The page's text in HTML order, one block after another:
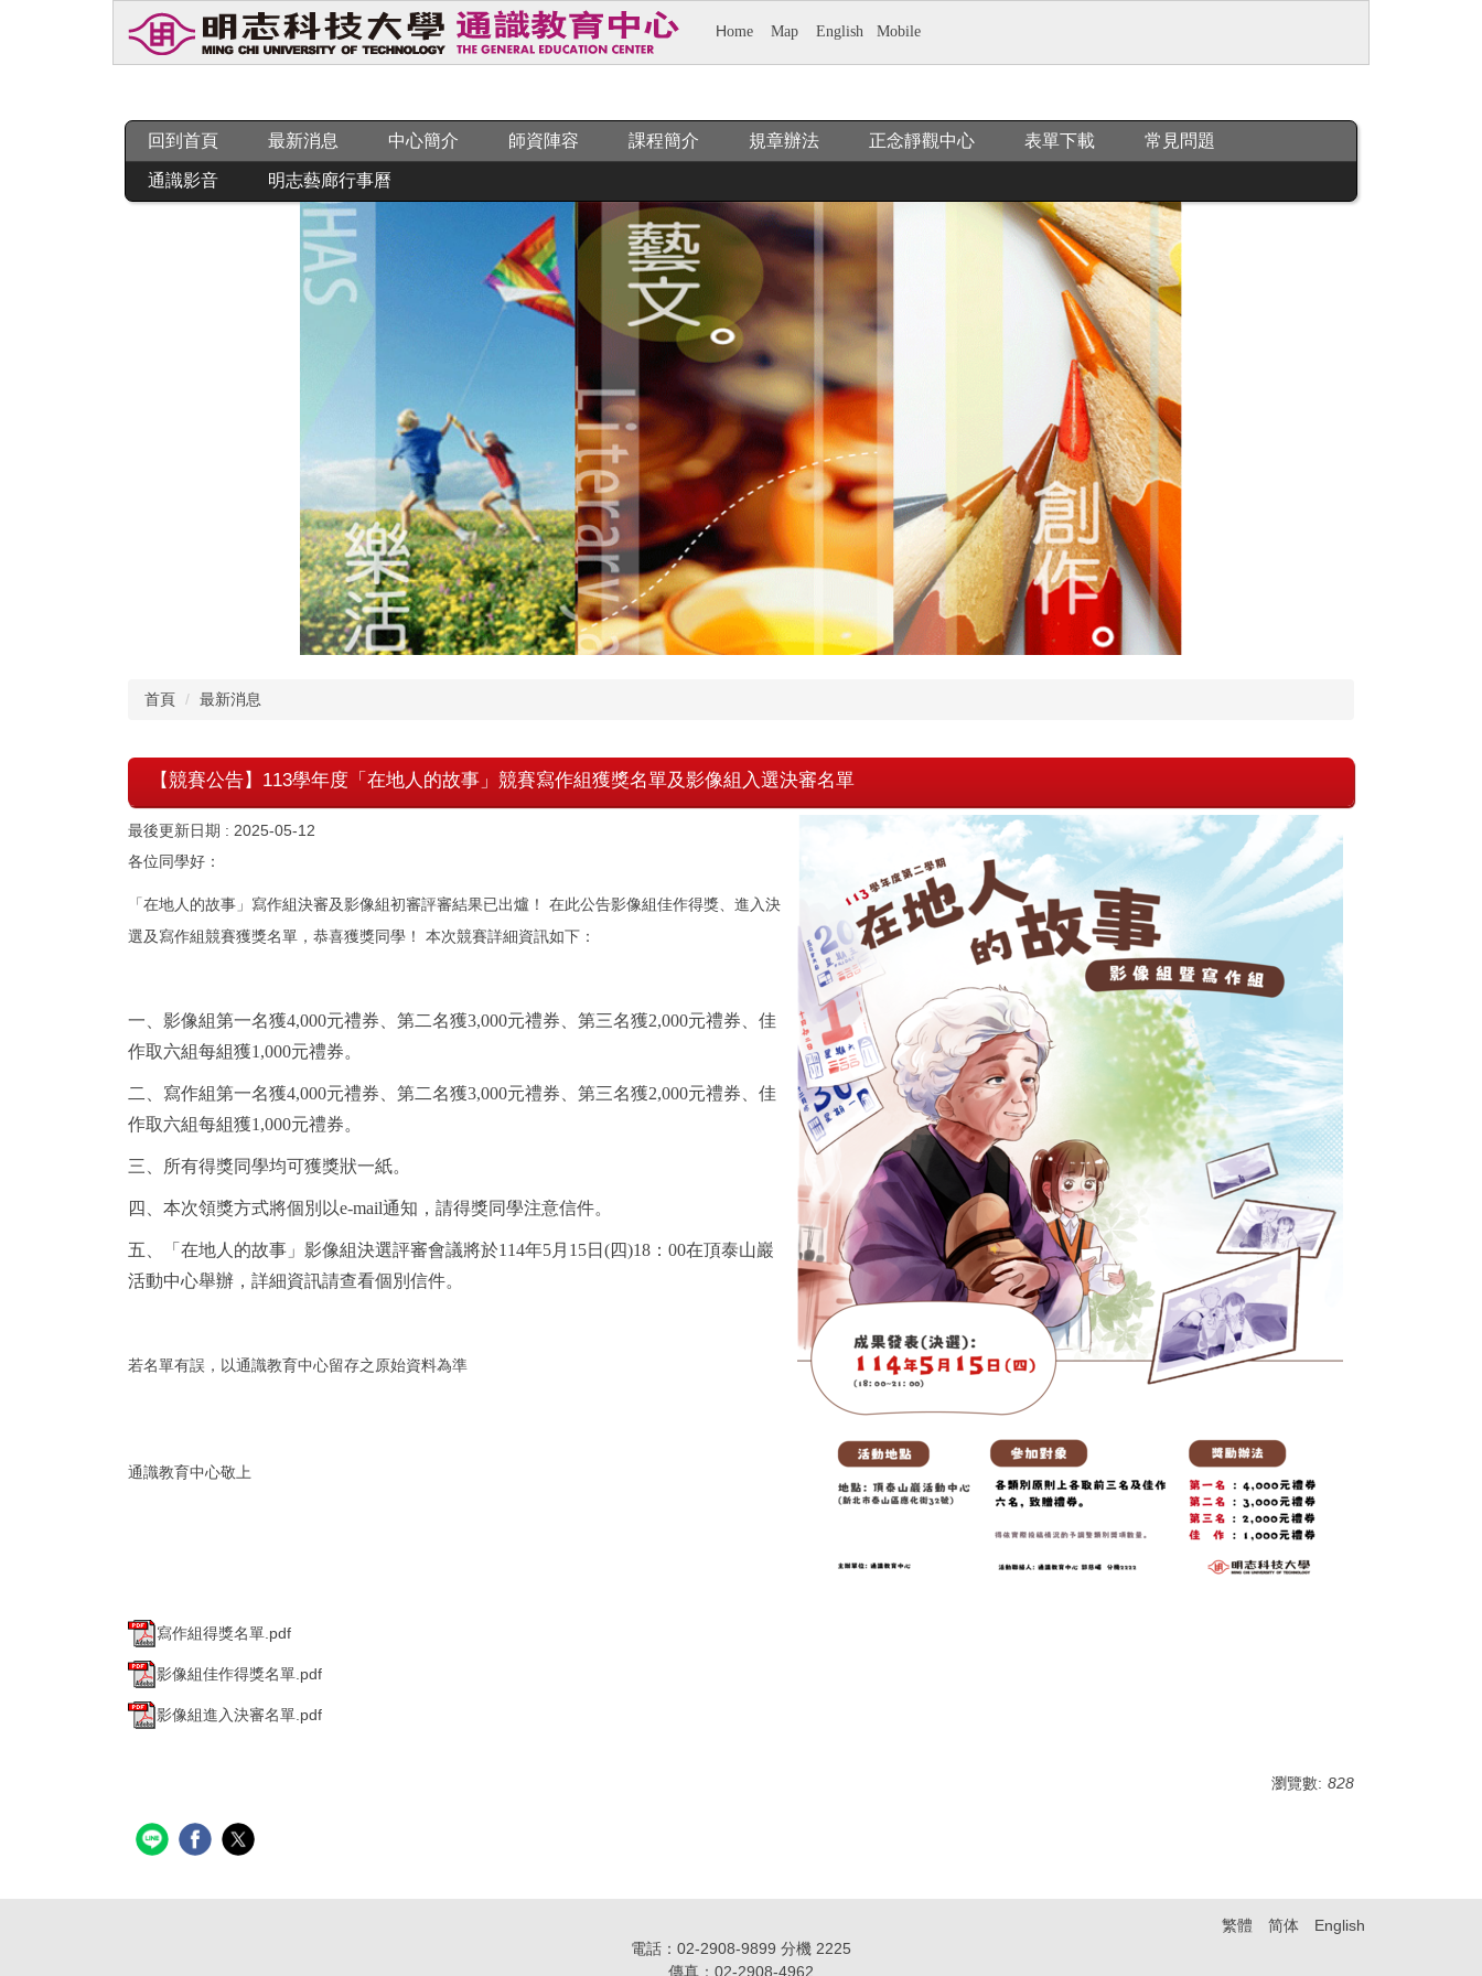
Home Map English Mobile
回到首頁 最新消息 中心簡介 師資陣容 課程簡介 規章辦法 正念靜觀中心 表單下載 常見問題
通識影音 明志藝廊行事曆
首頁 最新消息
【競賽公告】113學年度「在地人的故事」競賽寫作組獲獎名單及影像組入選決審名單
最後更新日期 : 2025-05-12
各位同學好：
「在地人的故事」寫作組決審及影像組初審評審結果已出爐！ 在此公告影像組佳作得獎、進入決
選及寫作組競賽獲獎名單，恭喜獲獎同學！ 本次競賽詳細資訊如下：
一、影像組第一名獲4,000元禮券、第二名獲3,000元禮券、第三名獲2,000元禮券、佳
作取六組每組獲1,000元禮券。
二、寫作組第一名獲4,000元禮券、第二名獲3,000元禮券、第三名獲2,000元禮券、佳
作取六組每組獲1,000元禮券。
三、所有得獎同學均可獲獎狀一紙。
四、本次領獎方式將個別以e-mail通知，請得獎同學注意信件。
五、「在地人的故事」影像組決選評審會議將於114年5月15日(四)18：00在頂泰山巖
活動中心舉辦，詳細資訊請查看個別信件。
若名單有誤，以通識教育中心留存之原始資料為準
通識教育中心敬上
寫作組得獎名單.pdf
影像組佳作得獎名單.pdf
影像組進入決審名單.pdf
瀏覽數: 828
繁體 简体
English
電話：02-2908-9899 分機 2225
傳真：02-2908-4962